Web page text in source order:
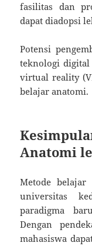
fasilitas dan
dapat diadopsi
Potensi
teknologi digital
virtual reality
belajar anatomi.
Anatomi
Metode
universitas
paradigma
Dengan
mahasiswa